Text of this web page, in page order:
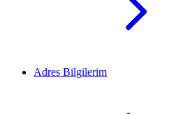
Adres Bilgilerim